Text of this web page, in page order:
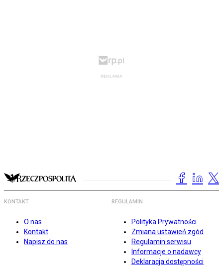
KONTAKT
O nas
Kontakt
Napisz do nas
REGULAMIN
Polityka Prywatności
Zmiana ustawień zgód
Regulamin serwisu
Informacje o nadawcy
Deklaracja dostępności